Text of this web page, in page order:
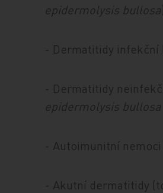
epidermolysis bullosa)
- Dermatitidy infekční
- Dermatitidy
epidermolysis
- Autoimunitní
- Akutní dermatitidy